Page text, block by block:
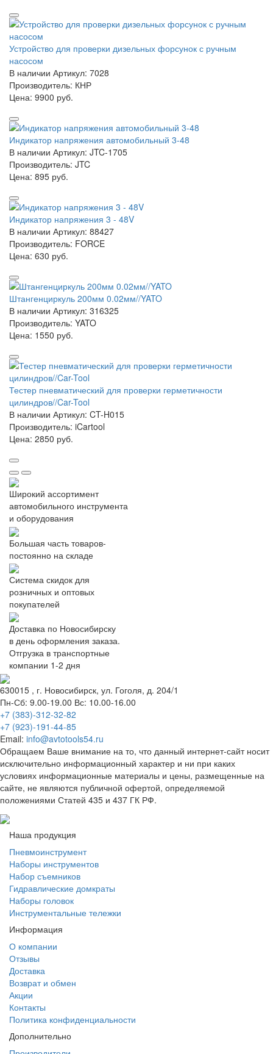
Устройство для проверки дизельных форсунок с ручным
насосом
В наличии Артикул: 7028
Производитель: КНР
Цена: 9900 руб.
Индикатор напряжения автомобильный 3-48
В наличии Артикул: JTC-1705
Производитель: JTC
Цена: 895 руб.
Индикатор напряжения 3 - 48V
В наличии Артикул: 88427
Производитель: FORCE
Цена: 630 руб.
Штангенциркуль 200мм 0.02мм//YATO
В наличии Артикул: 316325
Производитель: YATO
Цена: 1550 руб.
Тестер пневматический для проверки герметичности
цилиндров//Car-Tool
В наличии Артикул: CT-H015
Производитель: iCartool
Цена: 2850 руб.
Широкий ассортимент
автомобильного инструмента
и оборудования
Большая часть товаров-
постоянно на складе
Система скидок для
розничных и оптовых
покупателей
Доставка по Новосибирску
в день оформления заказа.
Отгрузка в транспортные
компании 1-2 дня
630015 , г. Новосибирск, ул. Гоголя, д. 204/1
Пн-Сб: 9.00-19.00 Вс: 10.00-16.00
+7 (383)-312-32-82
+7 (923)-191-44-85
Email: info@avtotools54.ru
Обращаем Ваше внимание на то, что данный интернет-сайт носит
исключительно информационный характер и ни при каких
условиях информационные материалы и цены, размещенные на
сайте, не являются публичной офертой, определяемой
положениями Статей 435 и 437 ГК РФ.
Наша продукция
Пневмоинструмент
Наборы инструментов
Набор съемников
Гидравлические домкраты
Наборы головок
Инструментальные тележки
Информация
О компании
Отзывы
Доставка
Возврат и обмен
Акции
Контакты
Политика конфиденциальности
Дополнительно